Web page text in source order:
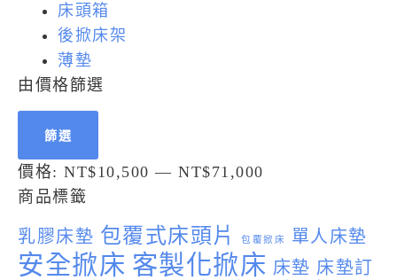
床頭箱
後掀床架
薄墊
由價格篩選
篩選
價格: NT$10,500 — NT$71,000
商品標籤
乳膠床墊 包覆式床頭片 包覆掀床 單人床墊
安全掀床 客製化掀床 床墊 床墊訂